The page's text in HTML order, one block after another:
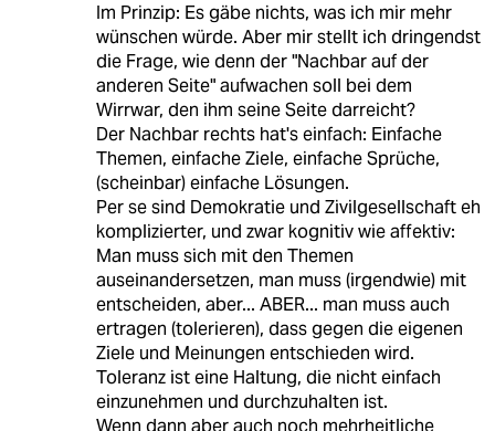
Im Prinzip: Es gäbe nichts, was ich mir mehr
wünschen würde. Aber mir stellt ich dringendst
die Frage, wie denn der "Nachbar auf der
anderen Seite" aufwachen soll bei dem
Wirrwar, den ihm seine Seite darreicht?
Der Nachbar rechts hat's einfach: Einfache
Themen, einfache Ziele, einfache Sprüche,
(scheinbar) einfache Lösungen.
Per se sind Demokratie und Zivilgesellschaft eh
komplizierter, und zwar kognitiv wie affektiv:
Man muss sich mit den Themen
auseinandersetzen, man muss (irgendwie) mit
entscheiden, aber... ABER... man muss auch
ertragen (tolerieren), dass gegen die eigenen
Ziele und Meinungen entschieden wird.
Toleranz ist eine Haltung, die nicht einfach
einzunehmen und durchzuhalten ist.